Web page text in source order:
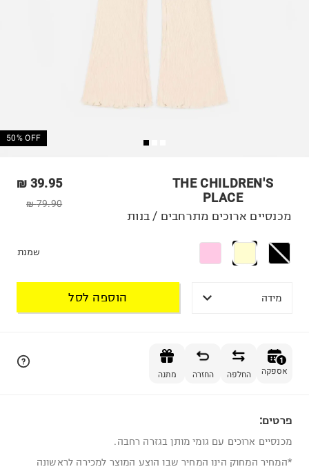
50% OFF
THE CHILDREN'S
PLACE
39.95 ₪
79.90 ₪
מכנסיים ארוכים מתרחבים / בנות
שמנת
מידה הוספה לסל
1
אספקה החלפה החזרה מתנה
פרטים:
מכנסיים ארוכים עם גומי מותן בגזרה רחבה.
*המחיר המחוק הינו המחיר שבו הוצע המוצר למכירה לראשונה